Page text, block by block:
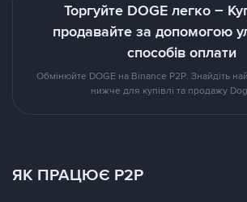
Торгуйте DOGE легко –
продавайте за допомогою
способів оплати
Обмінюйте DOGE на Binance P2P. Знайдіть
нижче для купівлі та продажу
ЯК ПРАЦЮЄ P2P